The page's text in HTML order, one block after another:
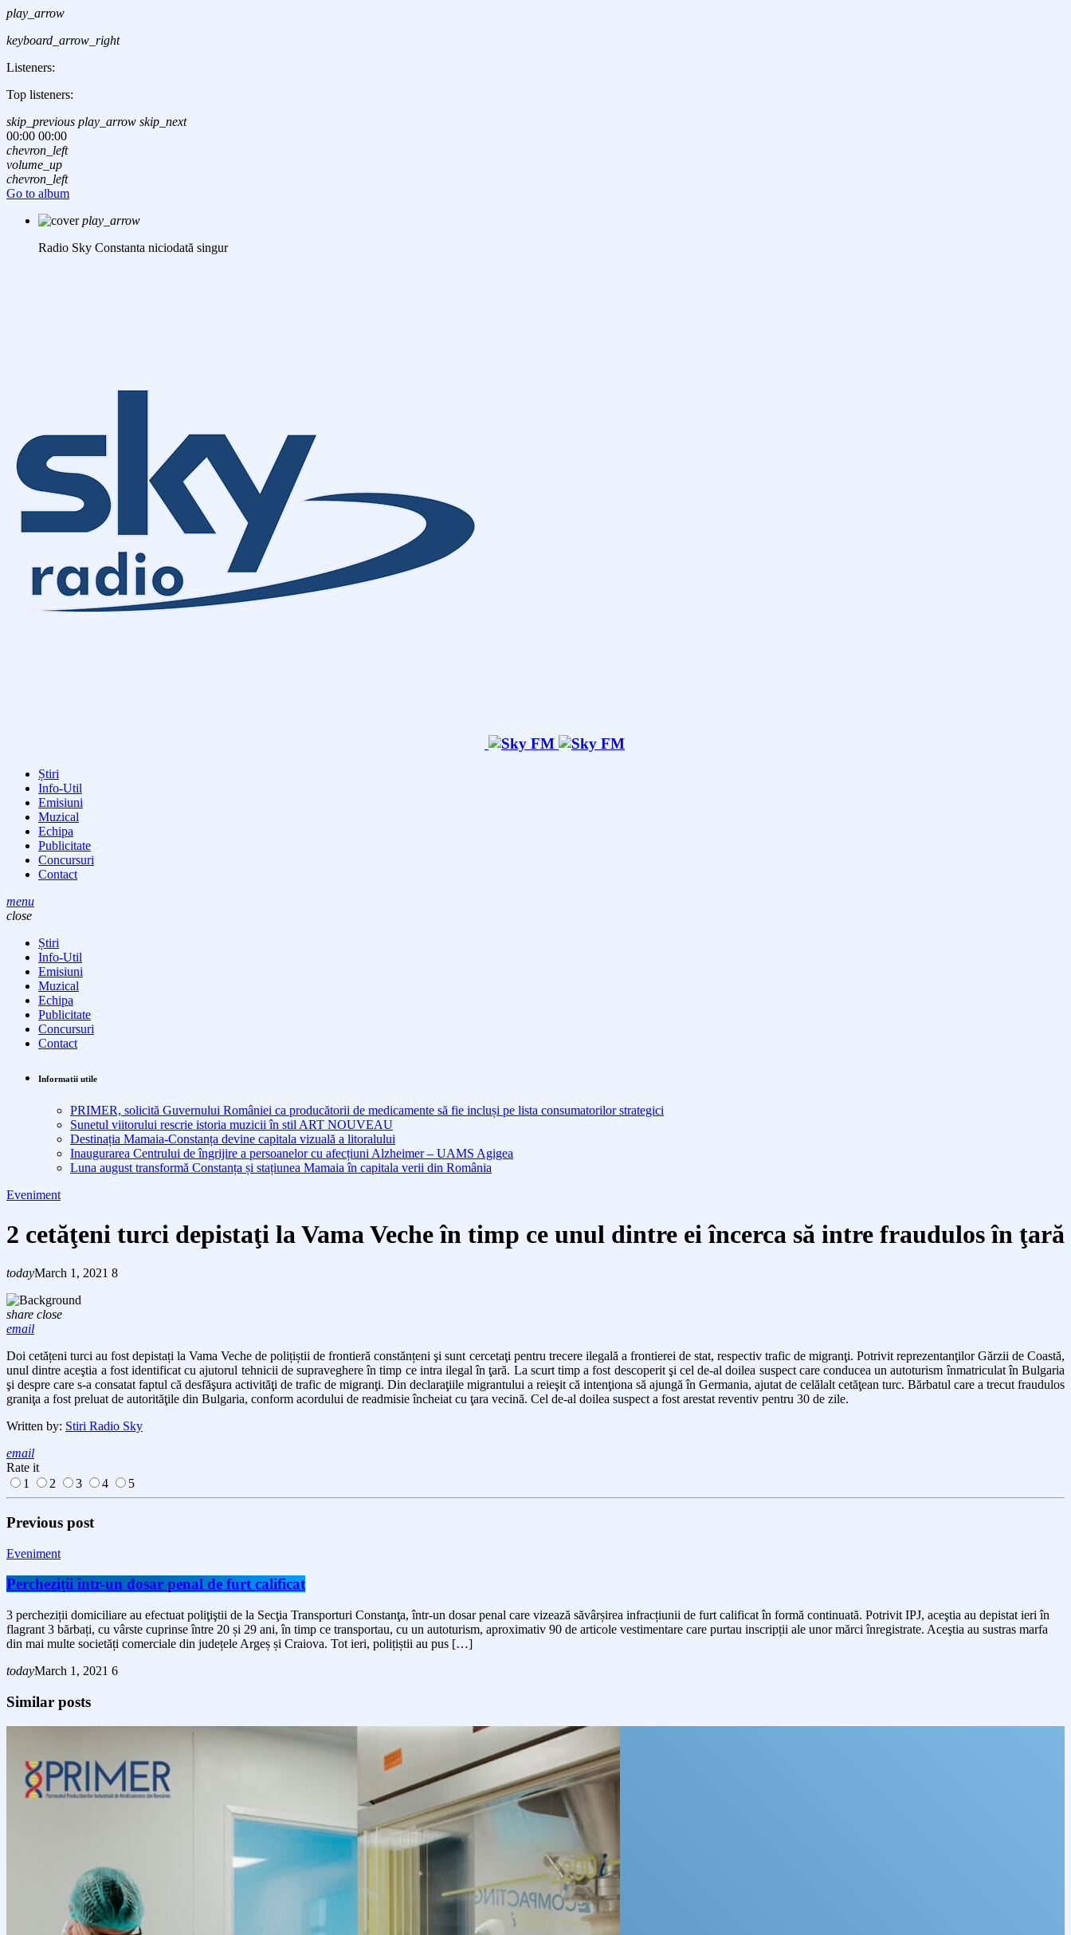
play_arrow
keyboard_arrow_right
Listeners:
Top listeners:
skip_previous play_arrow skip_next
00:00 00:00
chevron_left
volume_up
chevron_left
Go to album
play_arrow
Radio Sky Constanta niciodată singur
Știri
Info-Util
Emisiuni
Muzical
Echipa
Publicitate
Concursuri
Contact
menu
close
Știri
Info-Util
Emisiuni
Muzical
Echipa
Publicitate
Concursuri
Contact
Informatii utile
PRIMER, solicită Guvernului României ca producătorii de medicamente să fie incluși pe lista consumatorilor strategici
Sunetul viitorului rescrie istoria muzicii în stil ART NOUVEAU
Destinația Mamaia-Constanța devine capitala vizuală a litoralului
Inaugurarea Centrului de îngrijire a persoanelor cu afecțiuni Alzheimer – UAMS Agigea
Luna august transformă Constanța și stațiunea Mamaia în capitala verii din România
Eveniment
2 cetăţeni turci depistaţi la Vama Veche în timp ce unul dintre ei încerca să intre fraudulos în ţară
todayMarch 1, 2021 8
share close
email
Doi cetățeni turci au fost depistați la Vama Veche de polițiștii de frontieră constănțeni şi sunt cercetaţi pentru trecere ilegală a frontierei de stat, respectiv trafic de migranţi. Potrivit reprezentanţilor Gărzii de Coastă,
unul dintre aceştia a fost identificat cu ajutorul tehnicii de supraveghere în timp ce intra ilegal în ţară. La scurt timp a fost descoperit şi cel de-al doilea suspect care conducea un autoturism înmatriculat în Bulgaria
şi despre care s-a consatat faptul că desfăşura activităţi de trafic de migranţi. Din declaraţiile migrantului a reieşit că intenţiona să ajungă în Germania, ajutat de celălalt cetăţean turc. Bărbatul care a trecut fraudulos
graniţa a fost preluat de autorităţile din Bulgaria, conform acordului de readmisie încheiat cu ţara vecină. Cel de-al doilea suspect a fost arestat reventiv pentru 30 de zile.
Written by: Stiri Radio Sky
email
Rate it
1
2 3 4 5
Previous post
Eveniment
Percheziţii într-un dosar penal de furt calificat
3 percheziții domiciliare au efectuat poliţiştii de la Secţia Transporturi Constanţa, într-un dosar penal care vizează săvârșirea infracțiunii de furt calificat în formă continuată. Potrivit IPJ, aceştia au depistat ieri în
flagrant 3 bărbați, cu vârste cuprinse între 20 și 29 ani, în timp ce transportau, cu un autoturism, aproximativ 90 de articole vestimentare care purtau inscripții ale unor mărci înregistrate. Aceştia au sustras marfa
din mai multe societăți comerciale din județele Argeș și Craiova. Tot ieri, polițiștii au pus […]
todayMarch 1, 2021 6
Similar posts